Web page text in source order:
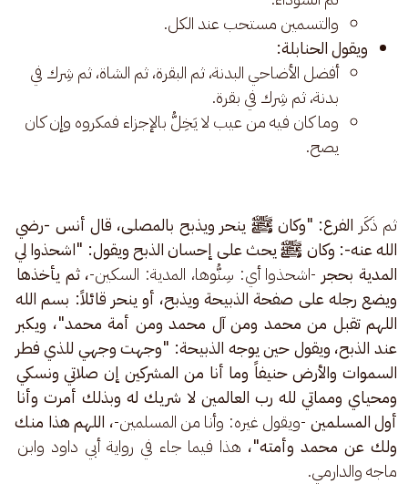
والتسمين مستحب عند الكل.
ويقول الحنابلة:
أفضل الأضاحي البدنة، ثم البقرة، ثم الشاة، ثم شِرك في
بدنة، ثم شِرك في بقرة.
وما كان فيه من عيب لا يَخِلُّ بالإجزاء فمكروه وإن كان
يصح.
ثم ذَكَر الفرع: "وكان ﷺ ينحر ويذبح بالمصلى، قال أنس -رضي
الله عنه-: وكان ﷺ يحث على إحسان الذبح ويقول: "اشحذوا لي
المدية بحجر -اشحذوا أي: سِنُّوها، المدية: السكين-، ثم يأخذها
ويضع رجله على صفحة الذبيحة ويذبح، أو ينحر قائلاً: بسم الله
اللهم تقبل من محمد ومن آل محمد ومن أمة محمد"، ويكبر
عند الذبح، ويقول حين يوجه الذبيحة: "وجهت وجهي للذي فطر
السموات والأرض حنيفاً وما أنا من المشركين إن صلاتي ونسكي
ومحياي ومماتي لله رب العالمين لا شريك له وبذلك أمرت وأنا
أول المسلمين -ويقول غيره: وأنا من المسلمين-، اللهم هذا منك
ولك عن محمد وأمته"، هذا فيما جاء في رواية أبي داود وابن
ماجه والدارمي.